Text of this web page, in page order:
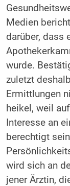
Medien
darüber, dass
wurde.
zuletzt
Ermittlungen
heikel, weil
Interesse an
berechtigt
wird sich an
jener Ärztin,